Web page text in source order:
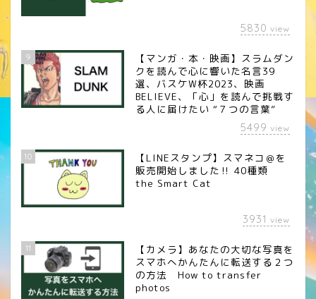
5830 view
9
【マンガ・本・映画】スラムダン
クを読んで心に響いた名言39
選、バスケW杯2023、映画
BELIEVE、「心」を読んで挑戦す
る人に届けたい “７つの言葉”
5499 view
10
【LINEスタンプ】スマネコ＠を
販売開始しました‼︎ 40種類
the Smart Cat
3931 view
11
【カメラ】あなたの大切な写真を
スマホへかんたんに転送する２つ
の方法 How to transfer
photos